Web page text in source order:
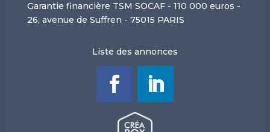
Garantie financière TSM SOCAF - 110 000 euros -
26, avenue de Suffren - 75015 PARIS
Liste des annonces